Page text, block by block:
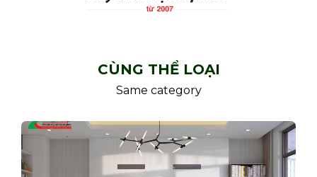
CÙNG THỂ LOẠI
Same category